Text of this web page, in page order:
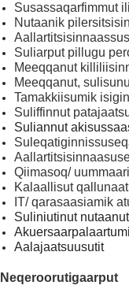
Susassaqarfimmut
Nutaanik
Suliarput pillugu
Meeqqanut
Meeqqanut,
Tamakkiisumik
Suliffinnut
Suliannut
Qiimasoq/
Kalaallisut
IT/ qarasaasiamik
Suliniutinut
Aalajaatsuusutit
Neqeroorutigaarput